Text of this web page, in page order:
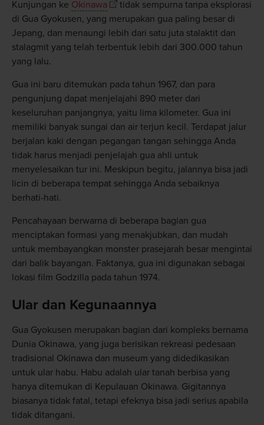
Kunjungan ke Okinawa
tidak sempurna tanpa eksplorasi
di Gua Gyokusen, yang merupakan gua paling besar di
Jepang, dan menaungi lebih dari satu juta stalaktit dan
stalagmit yang telah terbentuk lebih dari 300.000 tahun
yang lalu.
Gua ini baru ditemukan pada tahun 1967, dan para
pengunjung dapat menjelajahi 890 meter dari
keseluruhan panjangnya, yaitu lima kilometer. Gua ini
memiliki banyak sungai dan air terjun kecil. Terdapat jalur
berjalan kaki dengan pegangan tangan sehingga Anda
tidak harus menjadi penjelajah gua ahli untuk
menyelesaikan tur ini. Meskipun begitu, jalannya bisa jadi
licin di beberapa tempat sehingga Anda sebaiknya
berhati-hati.
Pencahayaan berwarna di beberapa bagian gua
menciptakan formasi yang menakjubkan, dan mudah
untuk membayangkan monster prasejarah besar mengintai
dari balik bayangan. Faktanya, gua ini digunakan sebagai
lokasi film Godzilla pada tahun 1974.
Ular dan Kegunaannya
Gua Gyokusen merupakan bagian dari kompleks bernama
Dunia Okinawa, yang juga berisikan rekreasi pedesaan
tradisional Okinawa dan museum yang didedikasikan
untuk ular habu. Habu adalah ular tanah berbisa yang
hanya ditemukan di Kepulauan Okinawa. Gigitannya
biasanya tidak fatal, tetapi efeknya bisa jadi serius apabila
tidak ditangani.